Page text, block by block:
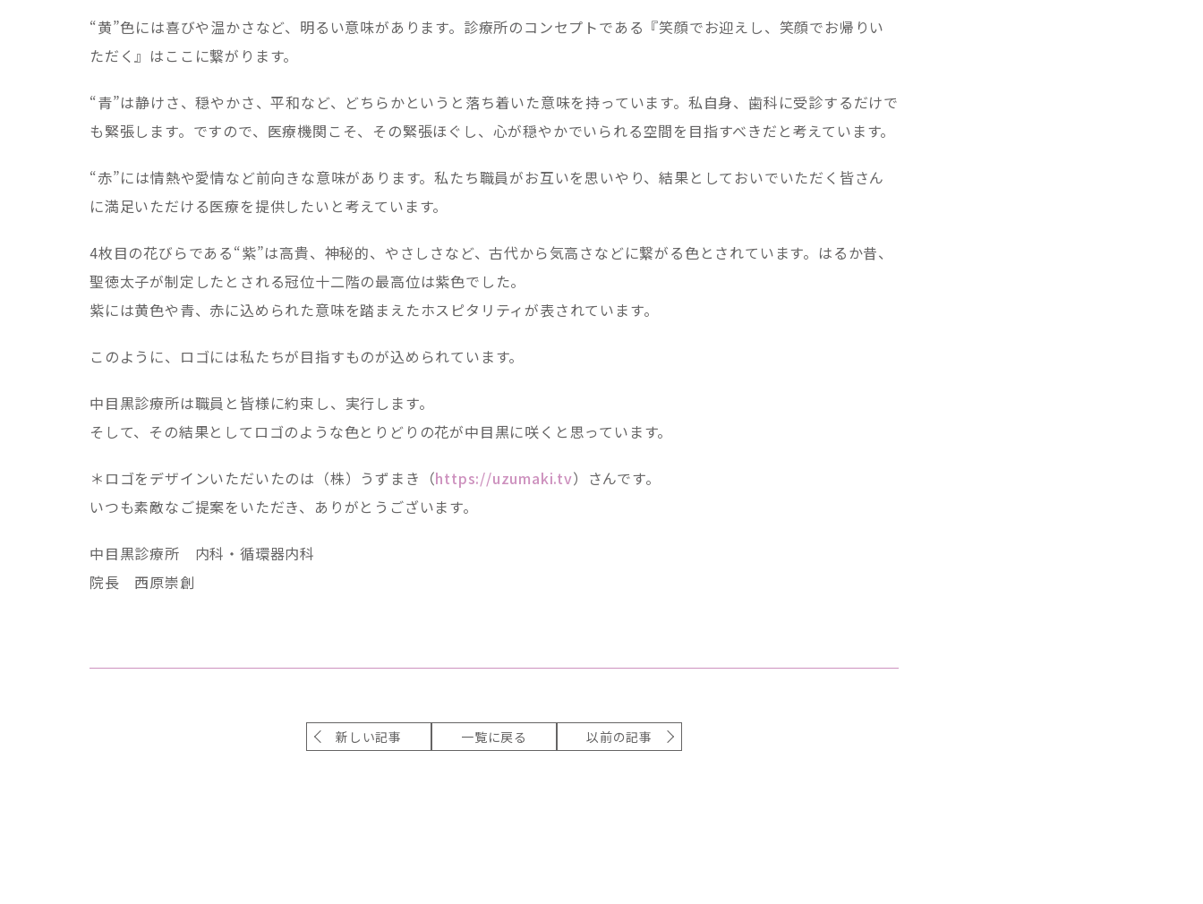
“黄”色には喜びや温かさなど、明るい意味があります。診療所のコンセプトである『笑顔でお迎えし、笑顔でお帰りい
ただく』はここに繋がります。
“青”は静けさ、穏やかさ、平和など、どちらかというと落ち着いた意味を持っています。私自身、歯科に受診するだけで
も緊張します。ですので、医療機関こそ、その緊張ほぐし、心が穏やかでいられる空間を目指すべきだと考えています。
“赤”には情熱や愛情など前向きな意味があります。私たち職員がお互いを思いやり、結果としておいでいただく皆さん
に満足いただける医療を提供したいと考えています。
4枚目の花びらである“紫”は高貴、神秘的、やさしさなど、古代から気高さなどに繋がる色とされています。はるか昔、
聖徳太子が制定したとされる冠位十二階の最高位は紫色でした。
紫には黄色や青、赤に込められた意味を踏まえたホスピタリティが表されています。
このように、ロゴには私たちが目指すものが込められています。
中目黒診療所は職員と皆様に約束し、実行します。
そして、その結果としてロゴのような色とりどりの花が中目黒に咲くと思っています。
＊ロゴをデザインいただいたのは（株）うずまき（https://uzumaki.tv）さんです。
いつも素敵なご提案をいただき、ありがとうございます。
中目黒診療所 内科・循環器内科
院長 西原崇創
新しい記事 一覧に戻る 以前の記事